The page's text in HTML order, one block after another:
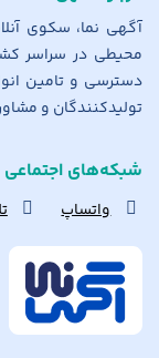
آگهی نما، سکوی
محیطی در سراسر
دسترسی و تامین
تولیدکنندگان و
شبکه‌های اجتماعی
واتساپ